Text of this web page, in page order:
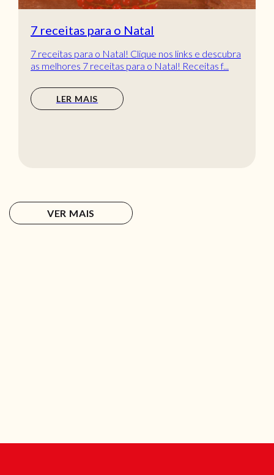
7 receitas para o Natal
7 receitas para o Natal! Clique nos links e descubra
as melhores 7 receitas para o Natal! Receitas f...
LER MAIS
VER MAIS